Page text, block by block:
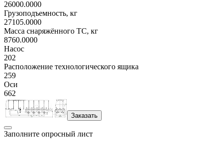
26000.0000
Грузоподъемность, кг
27105.0000
Масса снаряжённого ТС, кг
8760.0000
Насос
202
Расположение технологического ящика
259
Оси
662
Заказать
Заполните опросный лист